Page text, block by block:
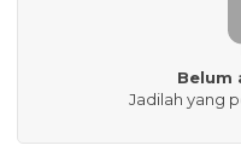
Belum
Jadilah yang